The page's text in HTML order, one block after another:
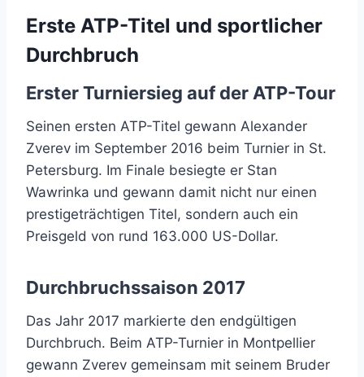
Erste ATP-Titel und sportlicher
Durchbruch
Erster Turniersieg auf der ATP-Tour
Seinen ersten ATP-Titel gewann Alexander
Zverev im September 2016 beim Turnier in St.
Petersburg. Im Finale besiegte er Stan
Wawrinka und gewann damit nicht nur einen
prestigeträchtigen Titel, sondern auch ein
Preisgeld von rund 163.000 US-Dollar.
Durchbruchssaison 2017
Das Jahr 2017 markierte den endgültigen
Durchbruch. Beim ATP-Turnier in Montpellier
gewann Zverev gemeinsam mit seinem Bruder